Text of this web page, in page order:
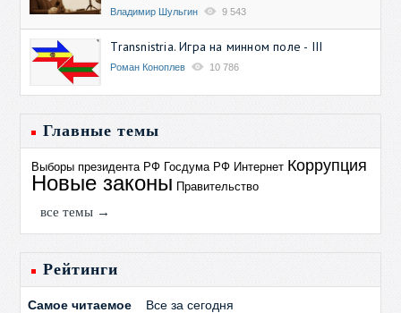
Владимир Шульгин 9 543
Transnistria. Игра на минном поле - III
Роман Коноплев 10 786
Главные темы
Выборы президента РФ Госдума РФ Интернет Коррупция
Новые законы Правительство
все темы →
Рейтинги
Самое читаемое Все за сегодня